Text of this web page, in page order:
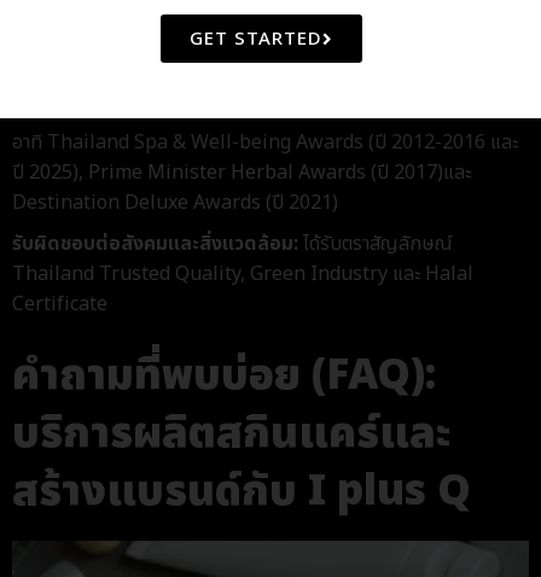
Export Award และเราได้จัดตั้งโรงงานผลิตในประเทศจีน ซึ่งได้
มาตรฐาน ISO 22716:2007 และมาตรฐาน GMP ตอบโจทย์ผู้
ประกอบการที่ต้องการต้องการขยายตลาดไปยังประเทศจีน
รางวัลด้านนวัตกรรมและผลิตภัณฑ์:คว้ารางวัลจากหลากหลายเวที
อาทิ Thailand Spa & Well-being Awards (ปี 2012-2016 และ
ปี 2025), Prime Minister Herbal Awards (ปี 2017)และ
Destination Deluxe Awards (ปี 2021)
รับผิดชอบต่อสังคมและสิ่งแวดล้อม: ได้รับตราสัญลักษณ์
Thailand Trusted Quality, Green Industry และ Halal
Certificate
คำถามที่พบบ่อย (FAQ):
บริการผลิตสกินแคร์และ
สร้างแบรนด์กับ I plus Q
GET STARTED